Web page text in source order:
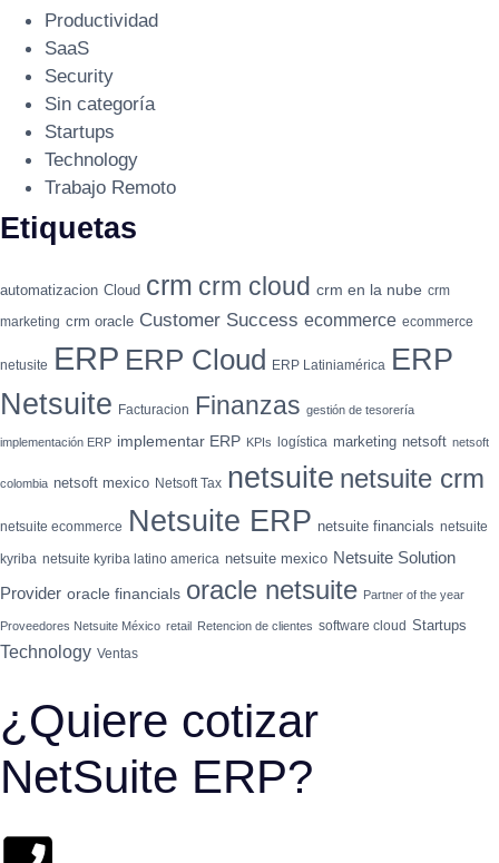
Productividad
SaaS
Security
Sin categoría
Startups
Technology
Trabajo Remoto
Etiquetas
automatizacion Cloud crm crm cloud crm en la nube crm
marketing crm oracle Customer Success ecommerce ecommerce
netusite ERP ERP Cloud ERP Latiniamérica ERP
Netsuite Facturacion Finanzas gestión de tesorería
implementación ERP implementar ERP KPIs logística marketing netsoft netsoft
colombia netsoft mexico Netsoft Tax netsuite netsuite crm
netsuite ecommerce Netsuite ERP netsuite financials netsuite
kyriba netsuite kyriba latino america netsuite mexico Netsuite Solution
Provider oracle financials oracle netsuite Partner of the year
Proveedores Netsuite México retail Retencion de clientes software cloud Startups
Technology Ventas
¿Quiere cotizar
NetSuite ERP?